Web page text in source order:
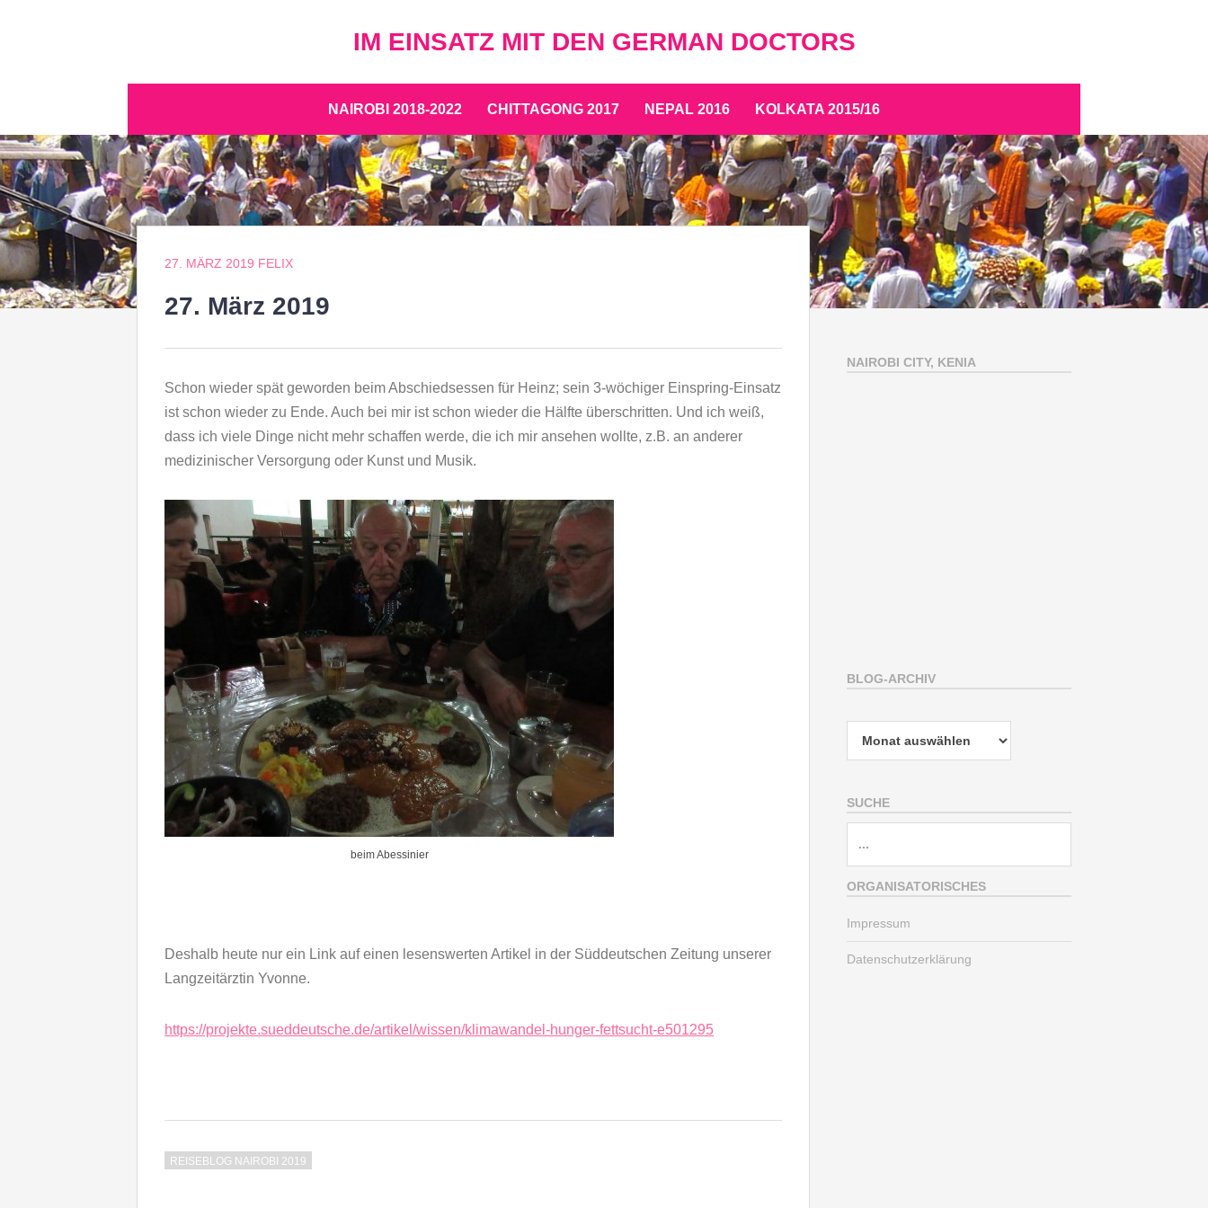
IM EINSATZ MIT DEN GERMAN DOCTORS
springen
NAIROBI 2018-2022 CHITTAGONG 2017 NEPAL 2016 KOLKATA 2015/16
27. MÄRZ 2019 FELIX
27. März 2019
Schon wieder spät geworden beim Abschiedsessen für Heinz; sein 3-wöchiger Einspring-Einsatz
ist schon wieder zu Ende. Auch bei mir ist schon wieder die Hälfte überschritten. Und ich weiß,
dass ich viele Dinge nicht mehr schaffen werde, die ich mir ansehen wollte, z.B. an anderer
medizinischer Versorgung oder Kunst und Musik.
beim Abessinier
Deshalb heute nur ein Link auf einen lesenswerten Artikel in der Süddeutschen Zeitung unserer
Langzeitärztin Yvonne.
https://projekte.sueddeutsche.de/artikel/wissen/klimawandel-hunger-fettsucht-e501295
REISEBLOG NAIROBI 2019
NAIROBI CITY, KENIA
BLOG-ARCHIV
Archiv
SUCHE
ORGANISATORISCHES
Impressum
Datenschutzerklärung